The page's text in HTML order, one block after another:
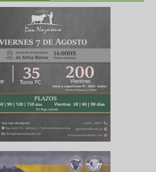
REMATES ESPECIALES Y EVENTOS